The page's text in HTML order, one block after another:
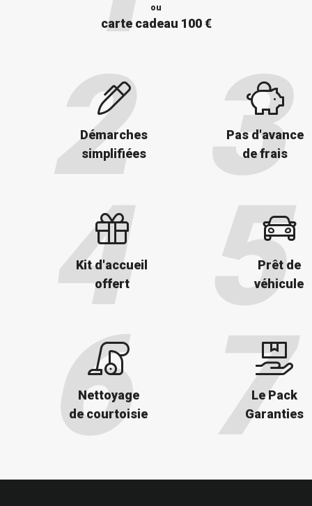
ou
carte cadeau 100 €
Démarches
simplifiées
Pas d'avance
de frais
Kit d'accueil
offert
Prêt de
véhicule
Nettoyage
de courtoisie
Le Pack
Garanties